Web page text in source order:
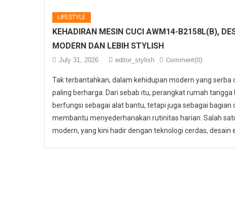
LIFESTYLE
KEHADIRAN MESIN CUCI AWM14-B2158L(B),
MODERN DAN LEBIH STYLISH
July 31, 2026 editor_stylish Comment(0)
Tak terbantahkan, dalam kehidupan modern yang
paling berharga. Dari sebab itu, perangkat rumah tangga
berfungsi sebagai alat bantu, tetapi juga sebagai bagian
membantu menyederhanakan rutinitas harian. Salah
modern, yang kini hadir dengan teknologi cerdas, desain